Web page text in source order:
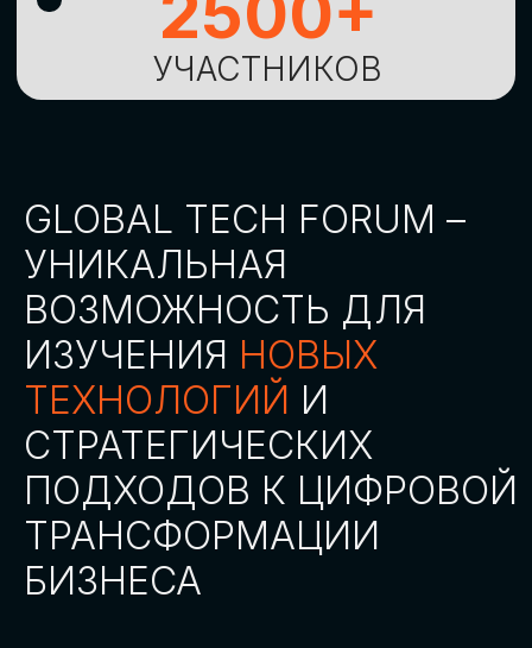
ОСТАВИТЬ
ЗАЯВКУ
АККРЕДИТАЦИЯ
СМИ
СКАЧАТЬ ПРОГРАММУ
СТАТЬ СПИКЕРОМ
Оставьте заявку, наши менеджеры
СТАТЬ УЧАСТНИКОМ